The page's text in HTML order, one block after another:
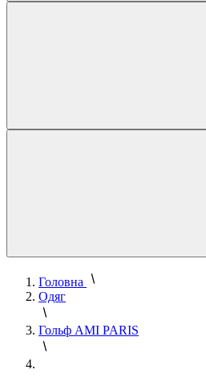
Головна
Одяг
Гольф AMI PARIS